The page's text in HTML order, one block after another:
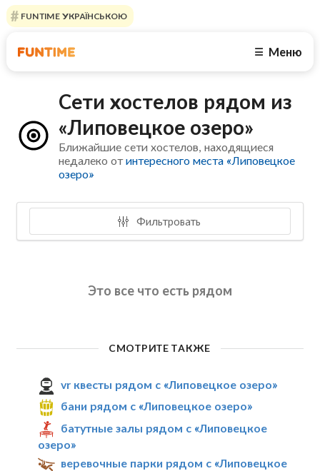
FUNTIME УКРАЇНСЬКОЮ
☰ Меню
Сети хостелов рядом из
«Липовецкое озеро»
Ближайшие сети хостелов, находящиеся
недалеко отинтересного места «Липовецкое
озеро»
Фильтровать
Это все что есть рядом
СМОТРИТЕ ТАКЖЕ
vr квесты рядом с «Липовецкое озеро»
бани рядом с «Липовецкое озеро»
батутные залы рядом с «Липовецкое
озеро»
веревочные парки рядом с «Липовецкое